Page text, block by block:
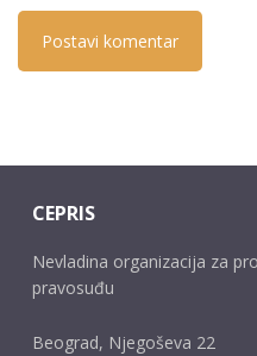
CEPRIS
Nevladina organizacija za
pravosuđu
Beograd, Njegoševa 22